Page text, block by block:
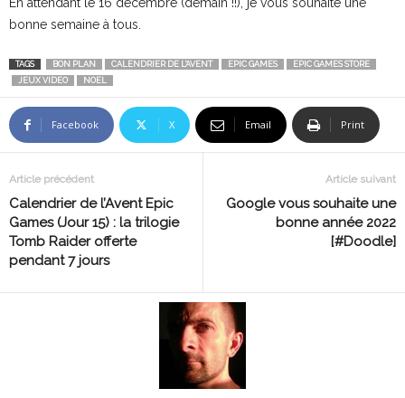
bonne semaine à tous.
TAGS BON PLAN CALENDRIER DE L'AVENT EPIC GAMES
EPIC GAMES STORE
JEUX VIDEO
NOEL
Facebook X Email Print
Article précédent
Calendrier de l’Avent Epic
Games (Jour 15) : la trilogie
Tomb Raider offerte
pendant 7 jours
Article suivant
Google vous souhaite une
bonne année 2022
[#Doodle]